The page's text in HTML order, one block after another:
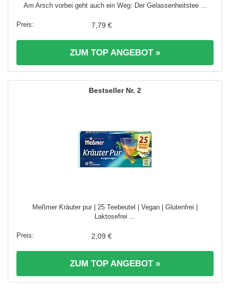
Am Arsch vorbei geht auch ein Weg: Der Gelassenheitstee ...
7,79 €
ZUM TOP ANGEBOT »
2
Meßmer Kräuter pur | 25 Teebeutel | Vegan | Glutenfrei |
Laktosefrei ...
2,09 €
ZUM TOP ANGEBOT »